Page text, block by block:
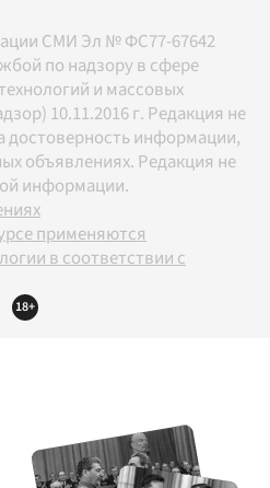
СМИ Эл № ФС77-67642
по надзору в сфере
и массовых
10.11.2016 г. Редакция не
достоверность информации,
объявлениях. Редакция не
информации.
применяются
в соответствии с
18+